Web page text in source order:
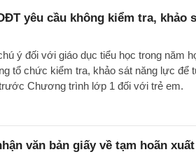
yêu cầu không kiểm tra, khảo
ý đối với giáo dục tiểu học trong năm
tổ chức kiểm tra, khảo sát năng lực để
Chương trình lớp 1 đối với trẻ em.
văn bản giấy về tạm hoãn